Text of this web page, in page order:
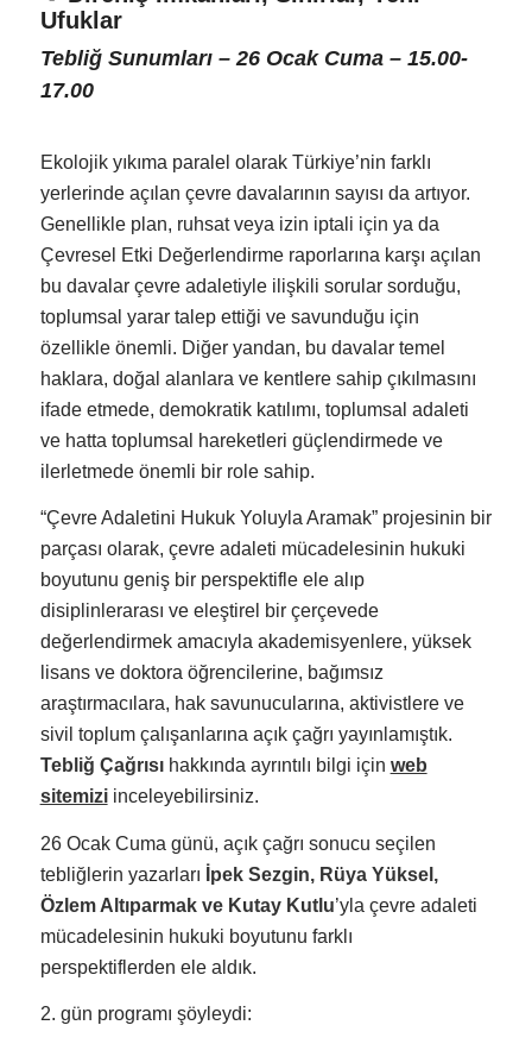
Ufuklar
Tebliğ Sunumları – 26 Ocak Cuma – 15.00-
17.00
Ekolojik yıkıma paralel olarak Türkiye’nin farklı
yerlerinde açılan çevre davalarının sayısı da artıyor.
Genellikle plan, ruhsat veya izin iptali için ya da
Çevresel Etki Değerlendirme raporlarına karşı açılan
bu davalar çevre adaletiyle ilişkili sorular sorduğu,
toplumsal yarar talep ettiği ve savunduğu için
özellikle önemli. Diğer yandan, bu davalar temel
haklara, doğal alanlara ve kentlere sahip çıkılmasını
ifade etmede, demokratik katılımı, toplumsal adaleti
ve hatta toplumsal hareketleri güçlendirmede ve
ilerletmede önemli bir role sahip.
“Çevre Adaletini Hukuk Yoluyla Aramak” projesinin bir
parçası olarak, çevre adaleti mücadelesinin hukuki
boyutunu geniş bir perspektifle ele alıp
disiplinlerarası ve eleştirel bir çerçevede
değerlendirmek amacıyla akademisyenlere, yüksek
lisans ve doktora öğrencilerine, bağımsız
araştırmacılara, hak savunucularına, aktivistlere ve
sivil toplum çalışanlarına açık çağrı yayınlamıştık.
Tebliğ Çağrısıhakkında ayrıntılı bilgi için web
sitemiziinceleyebilirsiniz.
26 Ocak Cuma günü, açık çağrı sonucu seçilen
tebliğlerin yazarları İpek Sezgin, Rüya Yüksel,
Özlem Altıparmak ve Kutay Kutlu’yla çevre adaleti
mücadelesinin hukuki boyutunu farklı
perspektiflerden ele aldık.
2. gün programı şöyleydi: